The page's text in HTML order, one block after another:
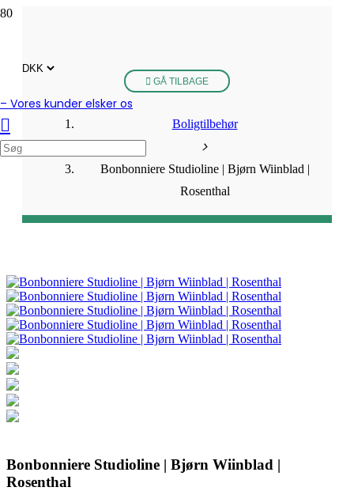
– Vores kunder elsker os
GÅ TILBAGE
Boligtilbehør
Bonbonniere Studioline | Bjørn Wiinblad |
Rosenthal
Bonbonniere Studioline | Bjørn Wiinblad |
Rosenthal